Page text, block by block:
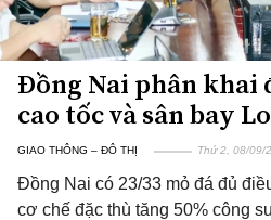
Đồng Nai phân khai
cao tốc và sân bay
GIAO THÔNG – ĐÔ THỊ Thứ 2, 08/09/
Đồng Nai có 23/33 mỏ đá đủ
cơ chế đặc thù tăng 50% công